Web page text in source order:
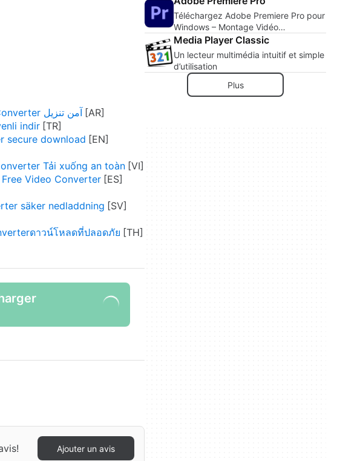
DVDVideoMedia Free Video Converter آمن تنزيل
indir
secure download
Tải xuống an toàn
Video Converter
säker nedladdning
ดาวน์โหลดที่ปลอดภัย
Ajouter un avis
Téléchargez Adobe Premiere Pro pour
Windows – Montage Vidéo
Professionnel à Portée de Main
Media Player Classic
Un lecteur multimédia intuitif et simple
d’utilisation
Plus